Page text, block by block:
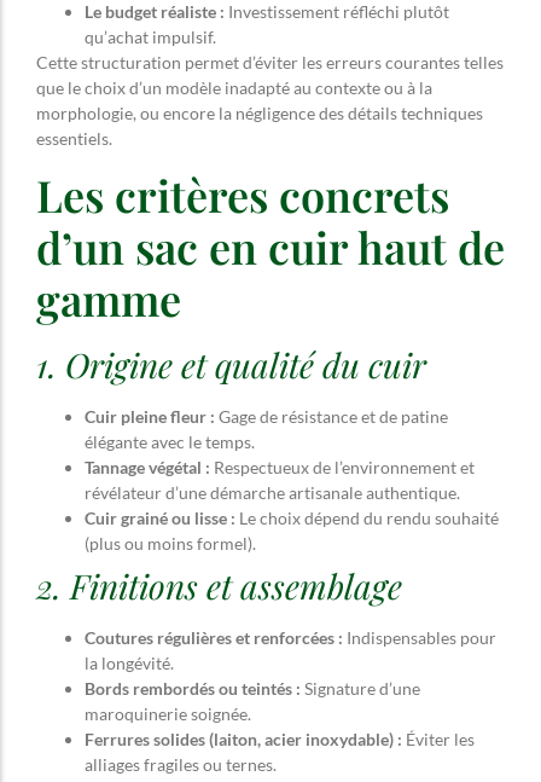
Le budget réaliste : Investissement réfléchi plutôt
qu’achat impulsif.
Cette structuration permet d’éviter les erreurs courantes telles
que le choix d’un modèle inadapté au contexte ou à la
morphologie, ou encore la négligence des détails techniques
essentiels.
Les critères concrets
d’un sac en cuir haut de
gamme
1. Origine et qualité du cuir
Cuir pleine fleur : Gage de résistance et de patine
élégante avec le temps.
Tannage végétal : Respectueux de l’environnement et
révélateur d’une démarche artisanale authentique.
Cuir grainé ou lisse : Le choix dépend du rendu souhaité
(plus ou moins formel).
2. Finitions et assemblage
Coutures régulières et renforcées : Indispensables pour
la longévité.
Bords rembordés ou teintés : Signature d’une
maroquinerie soignée.
Ferrures solides (laiton, acier inoxydable) : Éviter les
alliages fragiles ou ternes.